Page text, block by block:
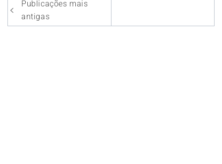
por
Publicações mais
antigas